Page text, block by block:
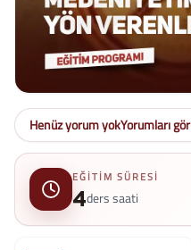
Henüz yorum yokYorumları gör
EĞITIM SÜRESI
4ders saati